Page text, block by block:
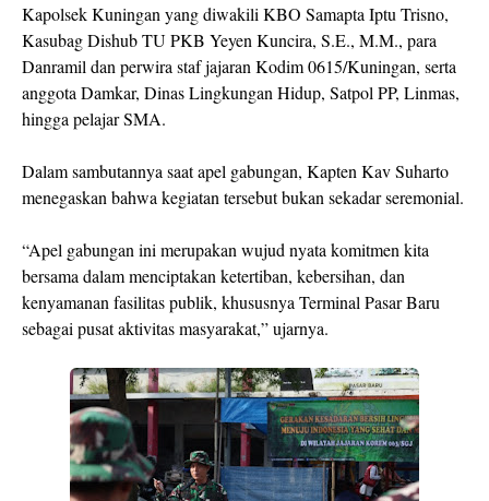
Kapolsek Kuningan yang diwakili KBO Samapta Iptu Trisno,
Kasubag Dishub TU PKB Yeyen Kuncira, S.E., M.M., para
Danramil dan perwira staf jajaran Kodim 0615/Kuningan, serta
anggota Damkar, Dinas Lingkungan Hidup, Satpol PP, Linmas,
hingga pelajar SMA.
Dalam sambutannya saat apel gabungan, Kapten Kav Suharto
menegaskan bahwa kegiatan tersebut bukan sekadar seremonial.
“Apel gabungan ini merupakan wujud nyata komitmen kita
bersama dalam menciptakan ketertiban, kebersihan, dan
kenyamanan fasilitas publik, khususnya Terminal Pasar Baru
sebagai pusat aktivitas masyarakat,” ujarnya.